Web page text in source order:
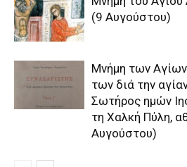
(9 Αυγούστου)
Μνήμη των
των διά την
Σωτήρος ημών
τη Xαλκή Πύλη,
Αυγούστου)